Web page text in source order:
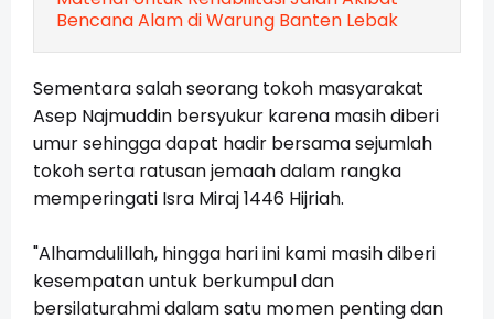
Bencana Alam di Warung Banten Lebak
Sementara salah seorang tokoh masyarakat
Asep Najmuddin bersyukur karena masih diberi
umur sehingga dapat hadir bersama sejumlah
tokoh serta ratusan jemaah dalam rangka
memperingati Isra Miraj 1446 Hijriah.
"Alhamdulillah, hingga hari ini kami masih diberi
kesempatan untuk berkumpul dan
bersilaturahmi dalam satu momen penting dan